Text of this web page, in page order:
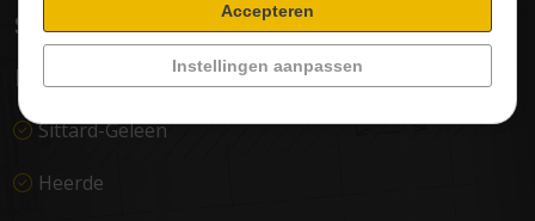
Servicepunten vanDenDoor-GTS
Nederland
Sittard-Geleen
Heerde
Accepteren
Instellingen aanpassen